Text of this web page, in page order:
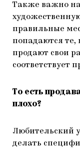
Также важно
правильные
попадаются те,
продают свои
соответствует
То есть
плохо?
Любительский
делать